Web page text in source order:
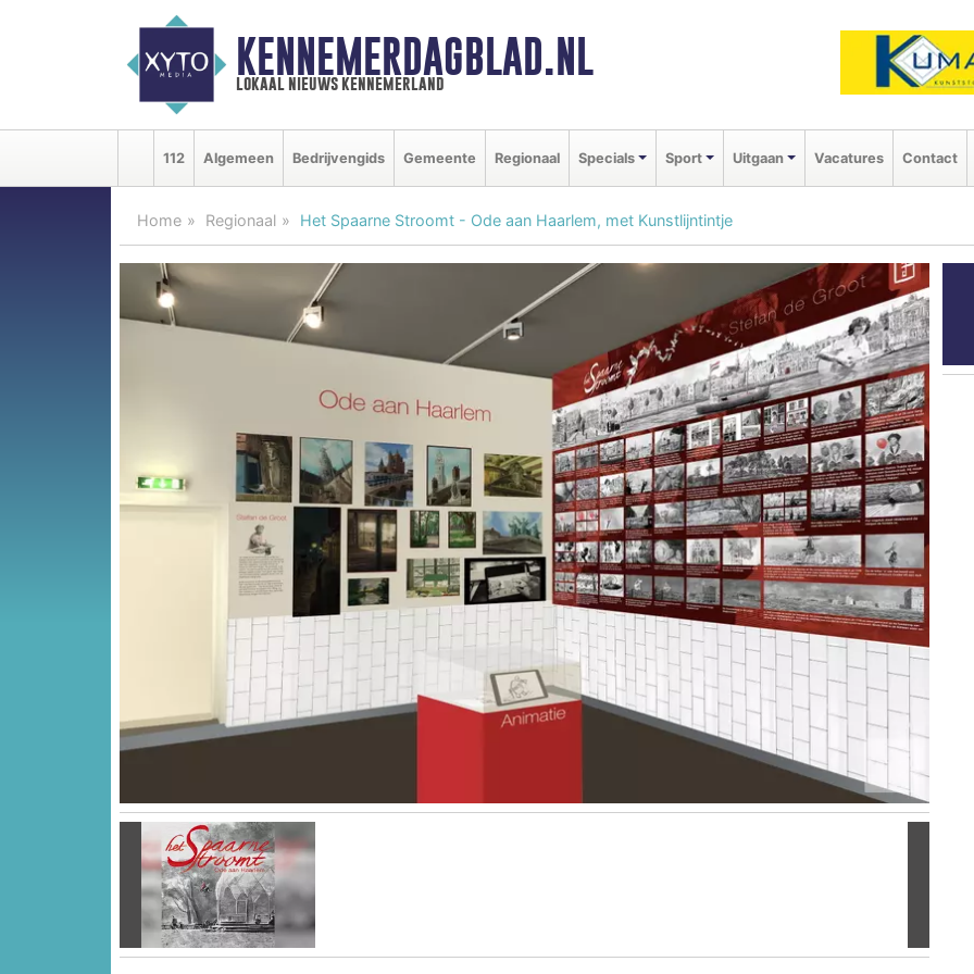
KENNEMERDAGBLAD.NL
lokaal nieuws kennemerland
112 Algemeen Bedrijvengids Gemeente Regionaal Specials Sport Uitgaan Vacatures Contact
Home Regionaal Het Spaarne Stroomt - Ode aan Haarlem, met Kunstlijntintje
Vorige